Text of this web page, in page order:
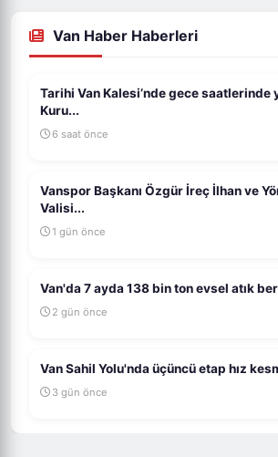
Van Haber Haberleri
Tarihi Van Kalesi’nde gece saatlerinde
Kuru...
6 saat önce
Vanspor Başkanı Özgür İreç İlhan ve Yönetimi Van
Valisi...
1 gün önce
Van'da 7 ayda 138 bin ton evsel atık
2 gün önce
Van Sahil Yolu'nda üçüncü etap hız
3 gün önce